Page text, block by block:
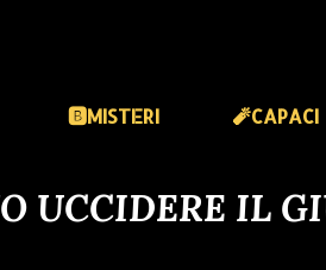
🅱️MISTERI 🧨CAPACI
UCCIDERE IL